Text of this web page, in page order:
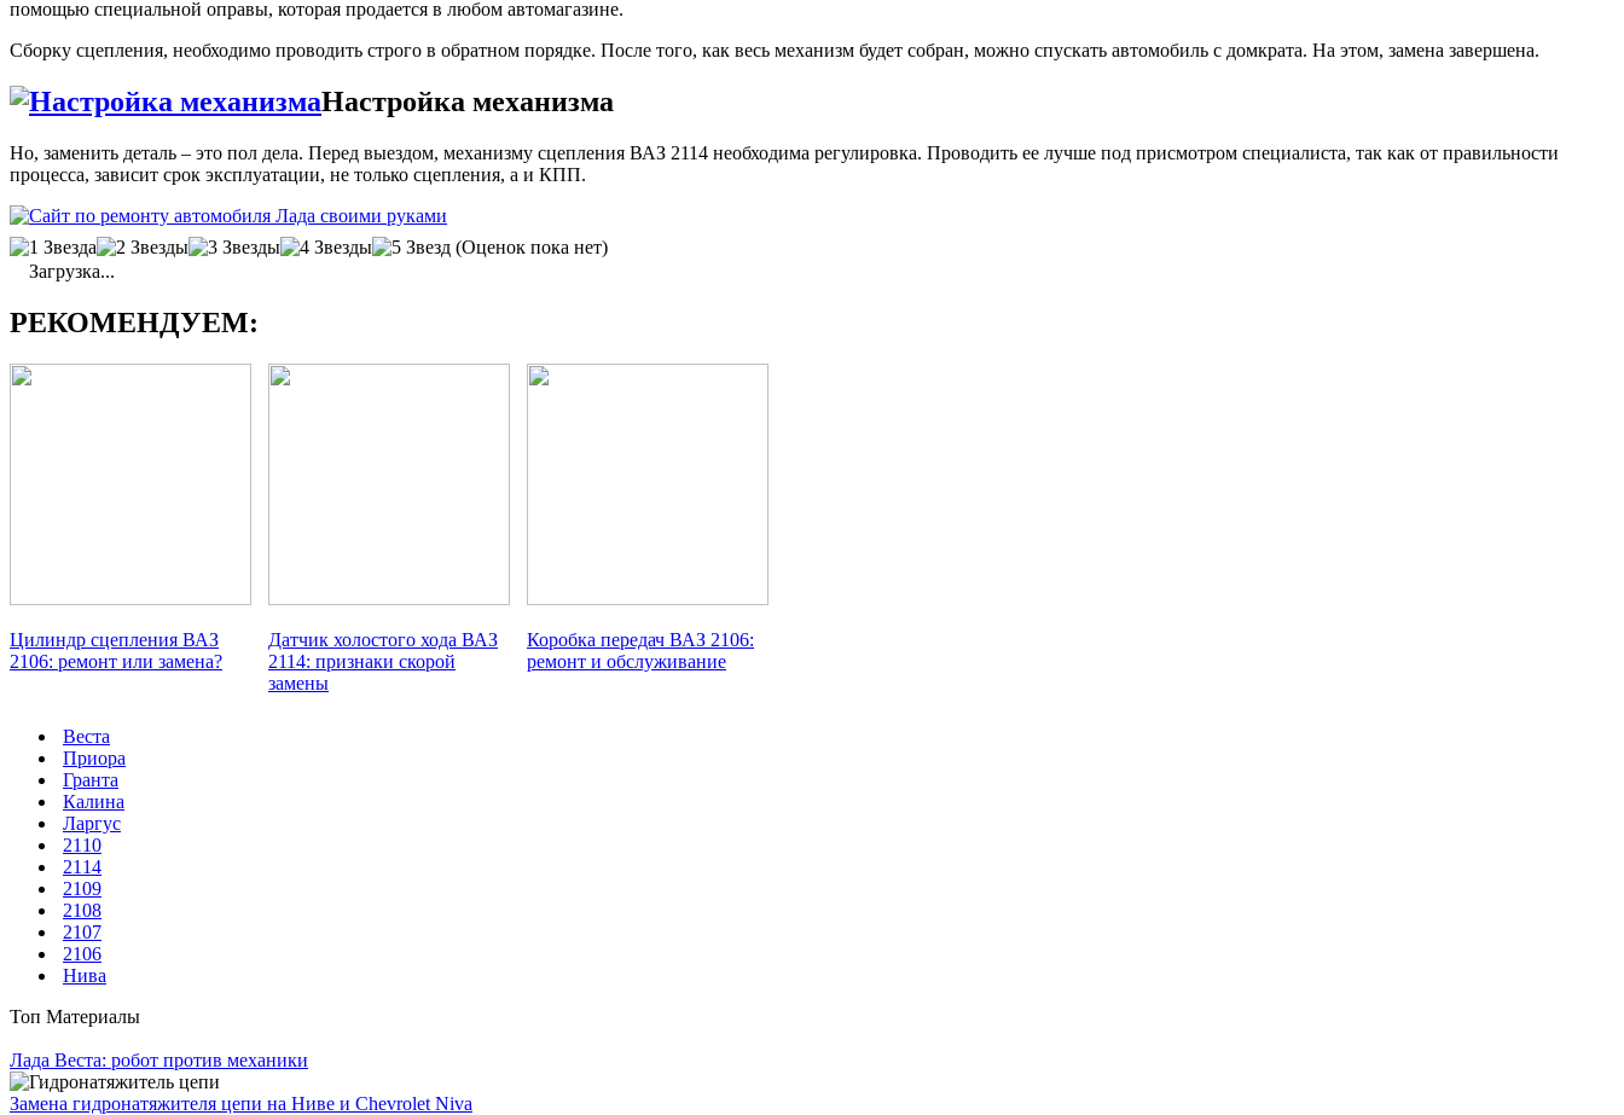
помощью специальной оправы, которая продается в любом автомагазине.
Сборку сцепления, необходимо проводить строго в обратном порядке. После того, как весь механизм будет собран, можно спускать автомобиль с домкрата. На этом, замена завершена.
Настройка механизма
Но, заменить деталь – это пол дела. Перед выездом, механизму сцепления ВАЗ 2114 необходима регулировка. Проводить ее лучше под присмотром специалиста, так как от правильности
процесса, зависит срок эксплуатации, не только сцепления, а и КПП.
(Оценок пока нет)
Загрузка...
РЕКОМЕНДУЕМ:
Цилиндр сцепления ВАЗ
2106: ремонт или замена?
Датчик холостого хода ВАЗ
2114: признаки скорой
замены
Коробка передач ВАЗ 2106:
ремонт и обслуживание
Веста
Приора
Гранта
Калина
Ларгус
2110
2114
2109
2108
2107
2106
Нива
Топ Материалы
Лада Веста: робот против механики
Замена гидронатяжителя цепи на Ниве и Chevrolet Niva